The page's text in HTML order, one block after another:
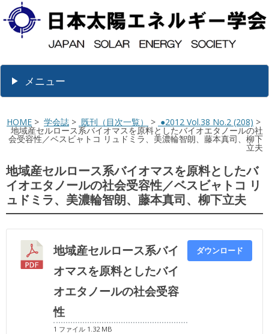
メニュー
HOME > 学会誌 > 既刊（目次一覧） > ●2012 Vol.38 No.2 (208) >
地域産セルロース系バイオマスを原料としたバイオエタノールの社
会受容性／ベスビャトコ リュドミラ、美濃輪智朗、藤本真司、柳下
立夫
地域産セルロース系バイオマスを原料としたバ
イオエタノールの社会受容性／ベスビャトコ リ
ュドミラ、美濃輪智朗、藤本真司、柳下立夫
地域産セルロース系バイ
オマスを原料としたバイ
オエタノールの社会受容
性
1 ファイル 1.32 MB
ダウンロード